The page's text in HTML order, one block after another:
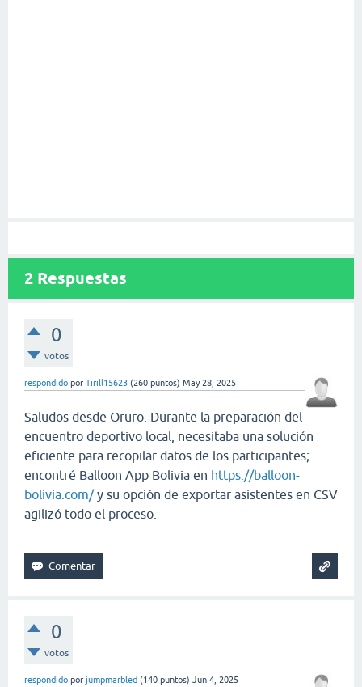
2 Respuestas
0
votos
respondido por Tirill15623 (260 puntos) May 28, 2025
Saludos desde Oruro. Durante la preparación del
encuentro deportivo local, necesitaba una solución
eficiente para recopilar datos de los participantes;
encontré Balloon App Bolivia en https://balloon-
bolivia.com/y su opción de exportar asistentes en CSV
agilizó todo el proceso.
0
votos
respondido por jumpmarbled (140 puntos) Jun 4, 2025